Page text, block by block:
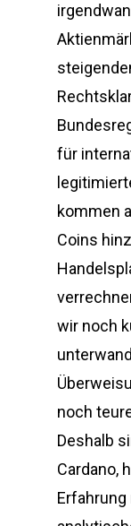
für
kommen
Coins
wir noch
noch
Deshalb
Cardano,
Erfahrung